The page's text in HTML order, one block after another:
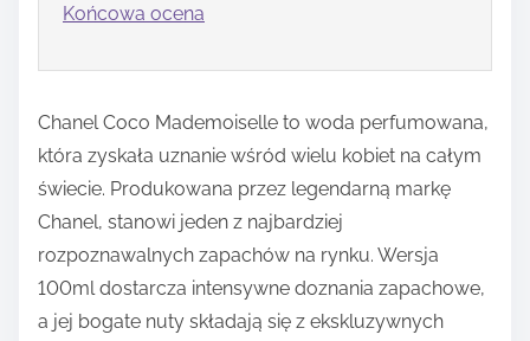
Końcowa ocena
Chanel Coco Mademoiselle to woda perfumowana,
która zyskała uznanie wśród wielu kobiet na całym
świecie. Produkowana przez legendarną markę
Chanel, stanowi jeden z najbardziej
rozpoznawalnych zapachów na rynku. Wersja
100ml dostarcza intensywne doznania zapachowe,
a jej bogate nuty składają się z ekskluzywnych